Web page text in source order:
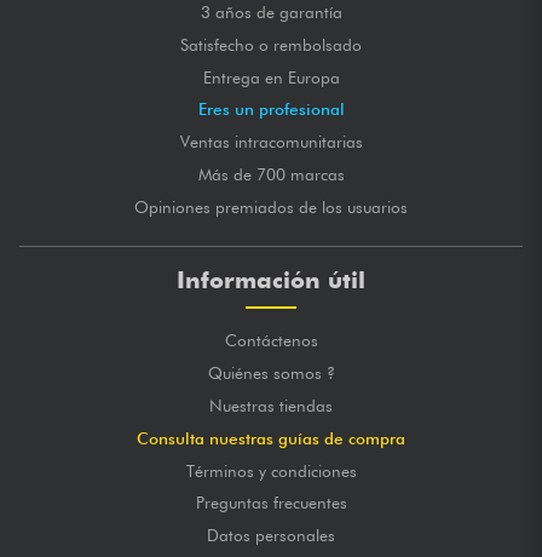
3 años de garantía
Satisfecho o rembolsado
Entrega en Europa
Eres un profesional
Ventas intracomunitarias
Más de 700 marcas
Opiniones premiados de los usuarios
Información útil
Contáctenos
Quiénes somos ?
Nuestras tiendas
Consulta nuestras guías de compra
Términos y condiciones
Preguntas frecuentes
Datos personales